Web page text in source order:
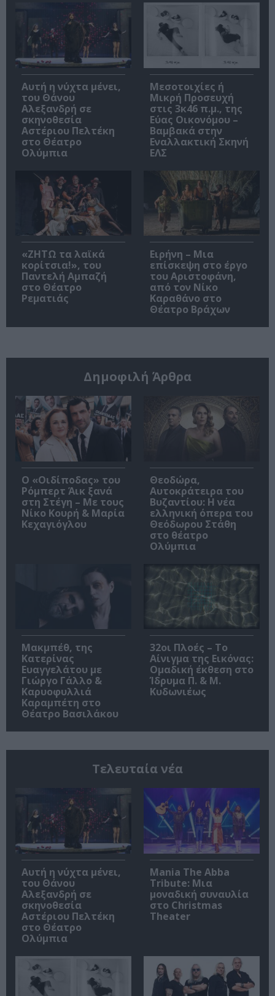
Αυτή η νύχτα μένει,
του Θάνου
Αλεξανδρή σε
σκηνοθεσία
Αστέριου Πελτέκη
στο Θέατρο
Ολύμπια
Μεσοτοιχίες ή
Μικρή Προσευχή
στις 3κ46 π.μ., της
Εύας Οικονόμου –
Βαμβακά στην
Εναλλακτική Σκηνή
ΕΛΣ
«ΖΗΤΩ τα λαϊκά
κορίτσια!», του
Παντελή Αμπαζή
στο Θέατρο
Ρεματιάς
Ειρήνη – Μια
επίσκεψη στο έργο
του Αριστοφάνη,
από τον Νίκο
Καραθάνο στο
Θέατρο Βράχων
Δημοφιλή Άρθρα
O «Οιδίποδας» του
Ρόμπερτ Άικ ξανά
στη Στέγη – Με τους
Νίκο Κουρή & Μαρία
Κεχαγιόγλου
Θεοδώρα,
Αυτοκράτειρα του
Βυζαντίου: Η νέα
ελληνική όπερα του
Θεόδωρου Στάθη
στο θέατρο
Ολύμπια
Μακμπέθ, της
Κατερίνας
Ευαγγελάτου με
Γιώργο Γάλλο &
Καρυοφυλλιά
Καραμπέτη στο
Θέατρο Βασιλάκου
32οι Πλοές – Το
Αίνιγμα της Εικόνας:
Ομαδική έκθεση στο
Ίδρυμα Π. & Μ.
Κυδωνιέως
Τελευταία νέα
Αυτή η νύχτα μένει,
του Θάνου
Αλεξανδρή σε
σκηνοθεσία
Αστέριου Πελτέκη
στο Θέατρο
Ολύμπια
Mania The Abba
Tribute: Μια
μοναδική συναυλία
στο Christmas
Theater